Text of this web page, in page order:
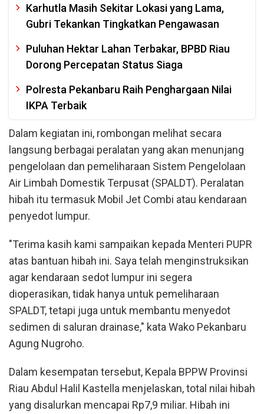
Karhutla Masih Sekitar Lokasi yang Lama,
Gubri Tekankan Tingkatkan Pengawasan
Puluhan Hektar Lahan Terbakar, BPBD Riau
Dorong Percepatan Status Siaga
Polresta Pekanbaru Raih Penghargaan Nilai
IKPA Terbaik
Dalam kegiatan ini, rombongan melihat secara
langsung berbagai peralatan yang akan menunjang
pengelolaan dan pemeliharaan Sistem Pengelolaan
Air Limbah Domestik Terpusat (SPALDT). Peralatan
hibah itu termasuk Mobil Jet Combi atau kendaraan
penyedot lumpur.
"Terima kasih kami sampaikan kepada Menteri PUPR
atas bantuan hibah ini. Saya telah menginstruksikan
agar kendaraan sedot lumpur ini segera
dioperasikan, tidak hanya untuk pemeliharaan
SPALDT, tetapi juga untuk membantu menyedot
sedimen di saluran drainase," kata Wako Pekanbaru
Agung Nugroho.
Dalam kesempatan tersebut, Kepala BPPW Provinsi
Riau Abdul Halil Kastella menjelaskan, total nilai hibah
yang disalurkan mencapai Rp7,9 miliar. Hibah ini